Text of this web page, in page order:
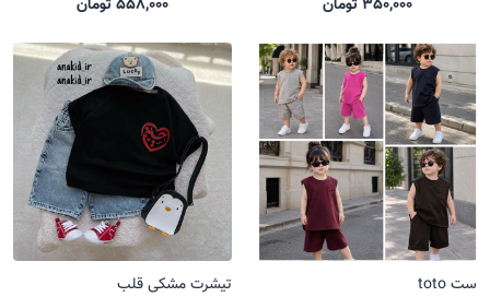
350,000 تومان
558,000 تومان
ست toto
تیشرت مشکی قلب